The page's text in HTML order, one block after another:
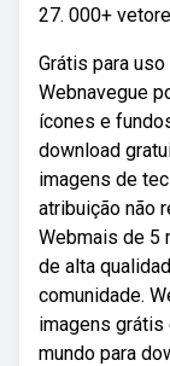
27. 000+
Grátis para
Webnavegue
ícones e
download
imagens de
atribuição não
Webmais de 5
de alta
comunidade.
imagens
mundo para